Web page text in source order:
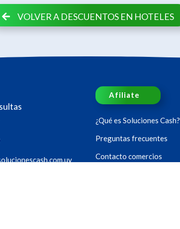
VOLVER A DESCUENTOS EN HOTELES
Afiliate
¿Qué es Soluciones Cash?
Preguntas frecuentes
Contacto comercios